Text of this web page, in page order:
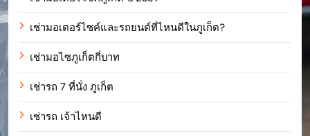
เช่ามอเตอร์ไซค์และรถยนต์ที่ไหนดีในภูเก็ต?
เช่ามอไซภูเก็ตกี่บาท
เช่ารถ 7 ที่นั่ง ภูเก็ต
เช่ารถ เจ้าไหนดี